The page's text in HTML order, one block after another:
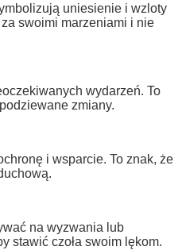
uniesienie i wzloty
swoimi marzeniami i nie
wydarzeń. To
zmiany.
i wsparcie. To znak, że
na wyzwania lub
stawić czoła swoim lękom.